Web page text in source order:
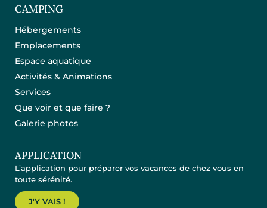
CAMPING
Hébergements
Emplacements
Espace aquatique
Activités & Animations
Services
Que voir et que faire ?
Galerie photos
APPLICATION
L’application pour préparer vos vacances de chez vous en
toute sérénité.
J'Y VAIS !